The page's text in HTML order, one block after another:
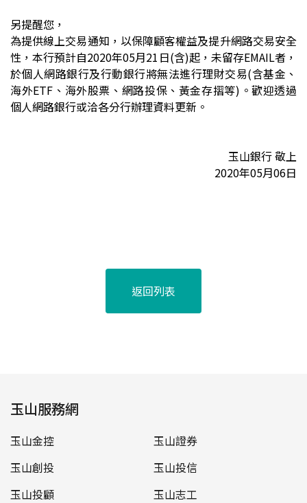
另提醒您，
為提供線上交易通知，以保障顧客權益及提升網路交易安全
性，本行預計自2020年05月21日(含)起，未留存EMAIL者，
於個人網路銀行及行動銀行將無法進行理財交易(含基金、
海外ETF、海外股票、網路投保、黃金存摺等)。歡迎透過
個人網路銀行或洽各分行辦理資料更新。
玉山銀行 敬上
2020年05月06日
返回列表
玉山服務網
玉山金控
玉山證券
玉山創投
玉山投信
玉山投顧
玉山志工